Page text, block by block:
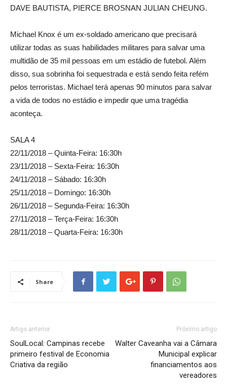
DAVE BAUTISTA, PIERCE BROSNAN JULIAN CHEUNG.
Michael Knox é um ex-soldado americano que precisará
utilizar todas as suas habilidades militares para salvar uma
multidão de 35 mil pessoas em um estádio de futebol. Além
disso, sua sobrinha foi sequestrada e está sendo feita refém
pelos terroristas. Michael terá apenas 90 minutos para salvar
a vida de todos no estádio e impedir que uma tragédia
aconteça.
SALA 4
22/11/2018 – Quinta-Feira: 16:30h
23/11/2018 – Sexta-Feira: 16:30h
24/11/2018 – Sábado: 16:30h
25/11/2018 – Domingo: 16:30h
26/11/2018 – Segunda-Feira: 16:30h
27/11/2018 – Terça-Feira: 16:30h
28/11/2018 – Quarta-Feira: 16:30h
Share
Artigo anterior
SoulLocal: Campinas recebe
primeiro festival de Economia
Criativa da região
Próximo artigo
Walter Caveanha vai a Câmara
Municipal explicar
financiamentos aos
vereadores